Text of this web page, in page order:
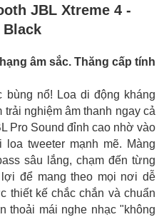
JBL Xtreme 4 -
Black
âm sắc. Thăng cấp tính
nổ! Loa di động kháng
nghiệm âm thanh ngay cả
Pro Sound đỉnh cao nhờ vào
tweeter mạnh mẽ. Màng
sâu lắng, chạm đến từng
để mang theo mọi nơi dễ
thiết kế chắc chắn và chuẩn
thoải mái nghe nhạc "không